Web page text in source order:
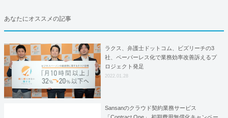
あなたにオススメの記事
ラクス、弁護士ドットコム、ビズリーチの3
社、ペーパーレス化で業務効率改善訴えるプ
ロジェクト発足
2022.01.28
Sansanのクラウド契約業務サービス